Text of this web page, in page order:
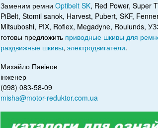
Заменим ремни Optibelt SK, Red Power, Super
PiBelt, Stomil sanok, Harvest, Pubert, SKF,
Mitsuboshi, PIX, Roflex, Megadyne, Roulunds,
готовы предложить приводные шкивы для
раздвижные шкивы, электродвигатели.
Михайло Павінов
інженер
(098) 083-58-09
misha@motor-reduktor.com.ua